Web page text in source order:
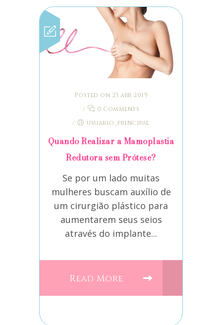
Posted on 23 abr 2019
/
0 Comments
/
usuario_principal
Quando Realizar a Mamoplastia
Redutora sem Prótese?
Se por um lado muitas
mulheres buscam auxílio de
um cirurgião plástico para
aumentarem seus seios
através do implante...
Read More